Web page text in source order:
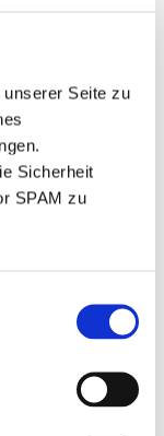
Seite zu
Sicherheit
SPAM zu
mit